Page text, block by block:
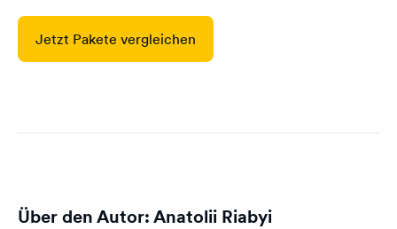
Jetzt Pakete vergleichen
Über den Autor: Anatolii Riabyi